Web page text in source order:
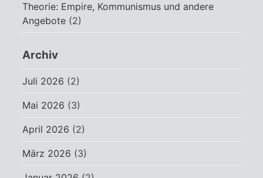
Theorie: Empire, Kommunismus und andere
Angebote (2)
Archiv
Juli 2026 (2)
Mai 2026 (3)
April 2026 (2)
März 2026 (3)